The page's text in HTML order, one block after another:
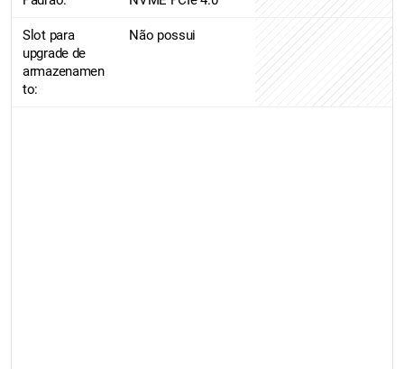
Slot para
upgrade de
armazenamen
to:
Não possui